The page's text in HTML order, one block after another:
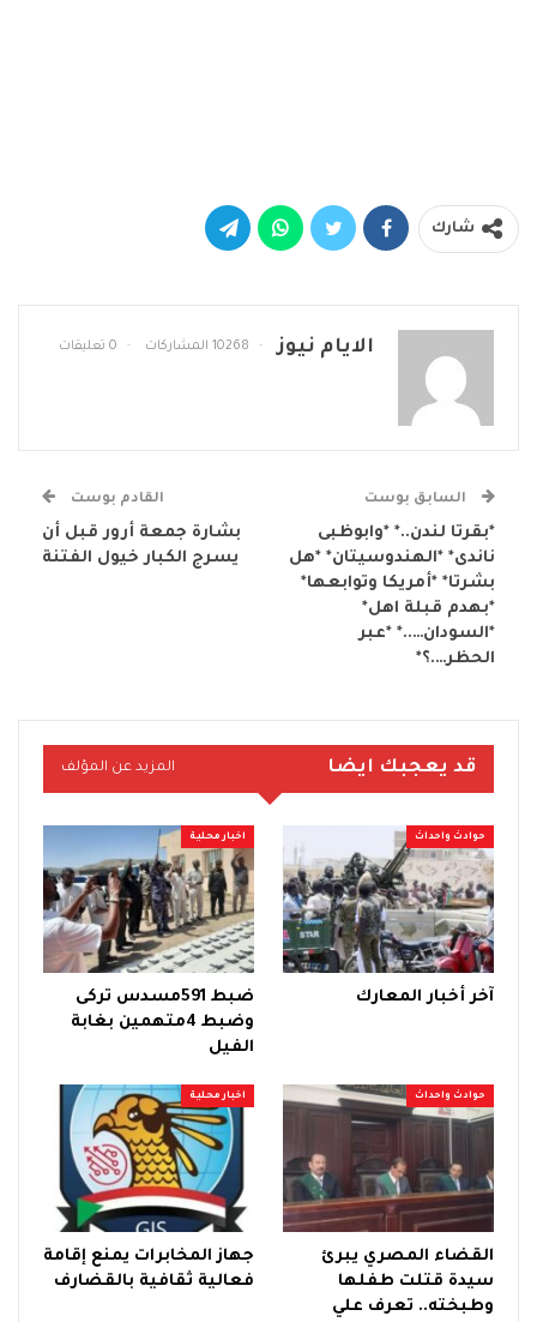
شارك
الايام نيوز 10268 المشاركات 0 تعليقات
السابق بوست
*بقرتا لندن..* *وابوظبى
ناندى* *الهندوسيتان* *هل
بشرتا* *أمريكا وتوابعها*
*بهدم قبلة اهل*
*السودان…..* *عبر
الحظر….؟*
القادم بوست
بشارة جمعة أرور قبل أن
يسرج الكبار خيول الفتنة
قد يعجبك ايضا المزيد عن المؤلف
حوادث واحداث
آخر أخبار المعارك
اخبار محلية
ضبط 591مسدس تركى
وضبط 4متهمين بغابة
الفيل
حوادث واحداث
القضاء المصري يبرئ
سيدة قتلت طفلها
وطبخته.. تعرف علي
اخبار محلية
جهاز المخابرات يمنع إقامة
فعالية ثقافية بالقضارف